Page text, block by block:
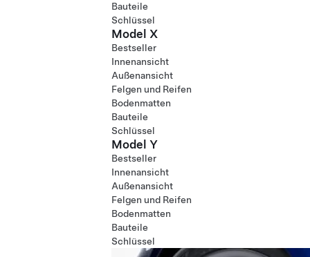
Bauteile
Schlüssel
Model X
Bestseller
Innenansicht
Außenansicht
Felgen und Reifen
Bodenmatten
Bauteile
Schlüssel
Model Y
Bestseller
Innenansicht
Außenansicht
Felgen und Reifen
Bodenmatten
Bauteile
Schlüssel